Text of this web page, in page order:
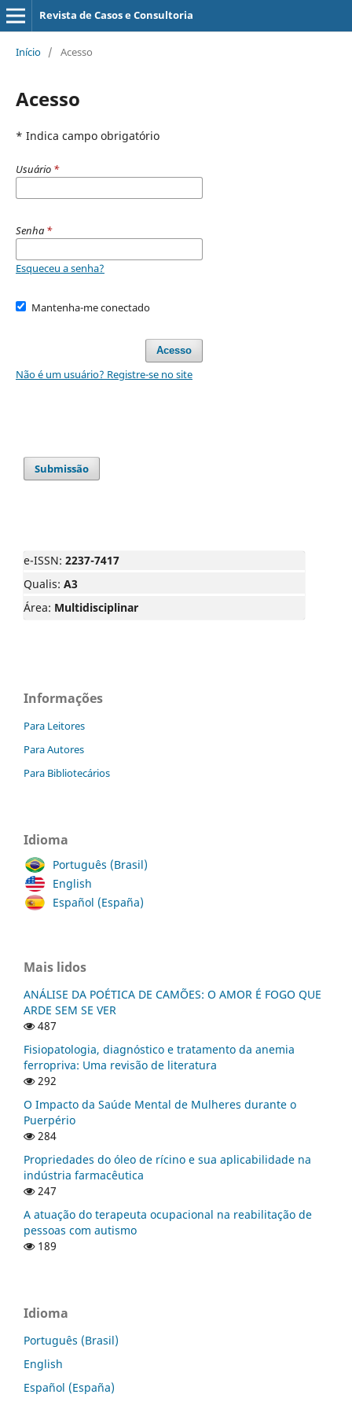
Revista de Casos e Consultoria
Início / Acesso
Acesso
* Indica campo obrigatório
Usuário *
Senha *
Esqueceu a senha?
Mantenha-me conectado
Acesso
Não é um usuário? Registre-se no site
Submissão
e-ISSN: 2237-7417
Qualis: A3
Área: Multidisciplinar
Informações
Para Leitores
Para Autores
Para Bibliotecários
Idioma
Português (Brasil)
English
Español (España)
Mais lidos
ANÁLISE DA POÉTICA DE CAMÕES: O AMOR É FOGO QUE
ARDE SEM SE VER
487
Fisiopatologia, diagnóstico e tratamento da anemia
ferropriva: Uma revisão de literatura
292
O Impacto da Saúde Mental de Mulheres durante o
Puerpério
284
Propriedades do óleo de rícino e sua aplicabilidade na
indústria farmacêutica
247
A atuação do terapeuta ocupacional na reabilitação de
pessoas com autismo
189
Idioma
Português (Brasil)
English
Español (España)